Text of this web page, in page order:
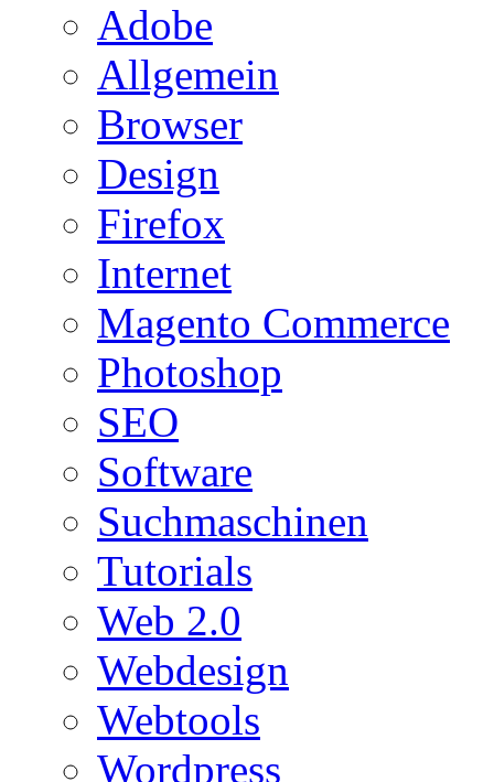
Adobe
Allgemein
Browser
Design
Firefox
Internet
Magento Commerce
Photoshop
SEO
Software
Suchmaschinen
Tutorials
Web 2.0
Webdesign
Webtools
Wordpress